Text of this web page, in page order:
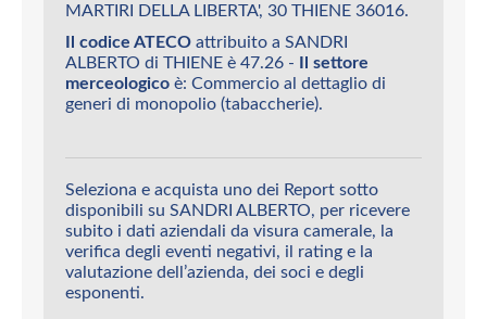
MARTIRI DELLA LIBERTA', 30 THIENE 36016.
Il codice ATECO attribuito a SANDRI
ALBERTO di THIENE è 47.26 - Il settore
merceologico è: Commercio al dettaglio di
generi di monopolio (tabaccherie).
Seleziona e acquista uno dei Report sotto
disponibili su SANDRI ALBERTO, per ricevere
subito i dati aziendali da visura camerale, la
verifica degli eventi negativi, il rating e la
valutazione dell’azienda, dei soci e degli
esponenti.